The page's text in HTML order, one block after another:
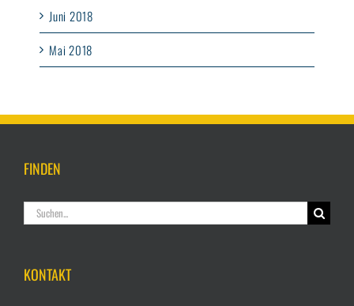
Juni 2018
Mai 2018
FINDEN
Suche
nach:
KONTAKT